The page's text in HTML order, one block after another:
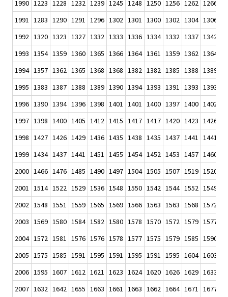
1990 1223 1228 1232 1239 1245 1248 1250 1256 1262 1266
1991 1283 1290 1291 1296 1302 1301 1300 1302 1304 1306
1992 1320 1323 1327 1332 1333 1336 1334 1332 1337 1342
1993 1354 1359 1360 1365 1366 1364 1361 1359 1362 1364
1994 1357 1362 1365 1368 1368 1382 1382 1385 1388 1389
1995 1383 1387 1388 1389 1390 1394 1393 1391 1393 1393
1996 1390 1394 1396 1398 1401 1401 1400 1397 1400 1402
1997 1398 1400 1405 1412 1415 1417 1417 1420 1423 1426
1998 1427 1426 1429 1436 1435 1438 1435 1437 1441 1441
1999 1434 1437 1441 1451 1455 1454 1452 1453 1457 1460
2000 1466 1476 1485 1490 1497 1504 1505 1507 1519 1520
2001 1514 1522 1529 1536 1548 1550 1542 1544 1552 1549
2002 1548 1551 1559 1565 1569 1566 1563 1563 1568 1572
2003 1569 1580 1584 1582 1580 1578 1570 1572 1579 1577
2004 1572 1581 1576 1576 1578 1577 1575 1579 1585 1590
2005 1575 1585 1591 1595 1591 1595 1591 1595 1604 1603
2006 1595 1607 1612 1621 1623 1624 1620 1626 1629 1633
2007 1632 1642 1655 1663 1661 1663 1662 1664 1671 1677